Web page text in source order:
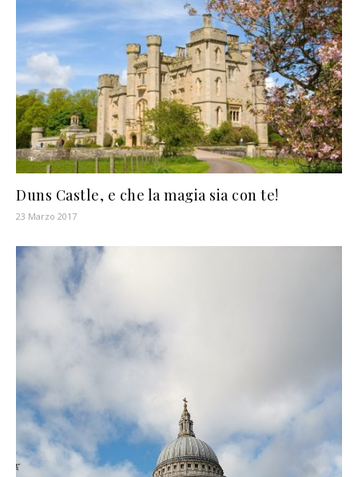
Duns Castle, e che la magia sia con te!
23 Marzo 2017